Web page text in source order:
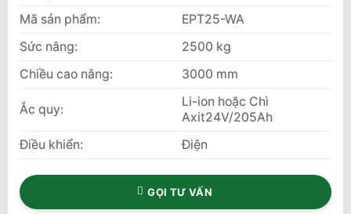
Mã sản phẩm:
EPT25-WA
Sức nâng:
2500 kg
Chiều cao nâng:
3000 mm
Ắc quy:
Li-ion hoặc Chì
Axit24V/205Ah
Điều khiển:
Điện
GỌI TƯ VẤN